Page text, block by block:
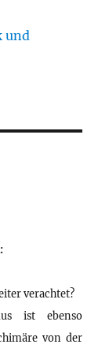
und
verachtet?
ist ebenso
von der